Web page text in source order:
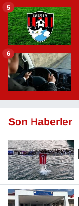
5
6
Son Haberler